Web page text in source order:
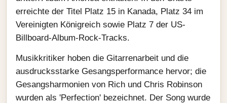
erreichte der Titel Platz 15 in Kanada, Platz 34 im
Vereinigten Königreich sowie Platz 7 der US-
Billboard-Album-Rock-Tracks.
Musikkritiker hoben die Gitarrenarbeit und die
ausdrucksstarke Gesangsperformance hervor; die
Gesangsharmonien von Rich und Chris Robinson
wurden als 'Perfection' bezeichnet. Der Song wurde